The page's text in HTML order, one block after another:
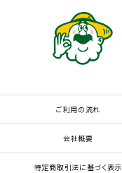
ご利用の流れ
会社概要
特定商取引法に基づく表示